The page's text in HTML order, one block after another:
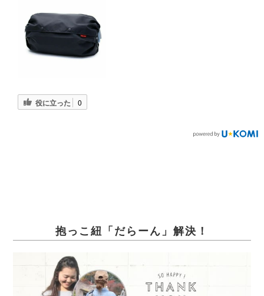
役に立った 0
抱っこ紐「だらーん」解決！